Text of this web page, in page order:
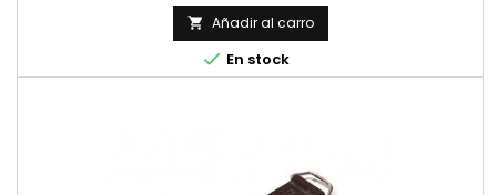
 Añadir al carro
 En stock